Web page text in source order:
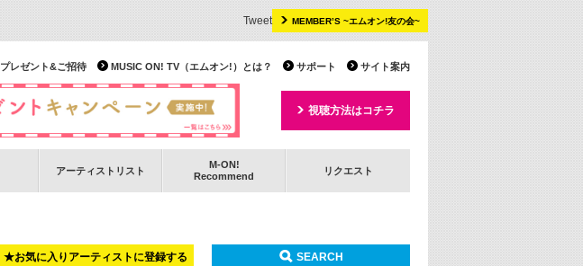
MEMBER’S ~エムオン!友の会~
Tweet
サイト案内
サポート
MUSIC ON! TV（エムオン!）とは？
プレゼント&ご招待
視聴方法はコチラ
アーティストリスト
M-ON!
Recommend
リクエスト
★お気に入りアーティストに登録する SEARCH